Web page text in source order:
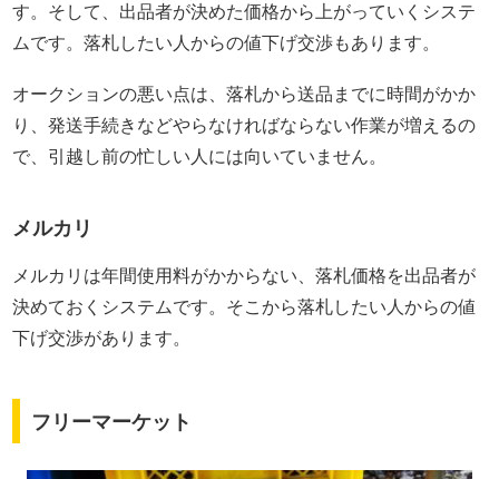
す。そして、出品者が決めた価格から上がっていくシステ
ムです。落札したい人からの値下げ交渉もあります。
オークションの悪い点は、落札から送品までに時間がかか
り、発送手続きなどやらなければならない作業が増えるの
で、引越し前の忙しい人には向いていません。
メルカリ
メルカリは年間使用料がかからない、落札価格を出品者が
決めておくシステムです。そこから落札したい人からの値
下げ交渉があります。
フリーマーケット